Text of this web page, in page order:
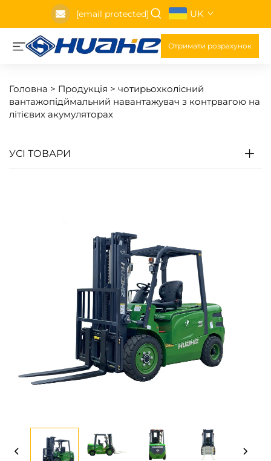
[email protected] UK
Отримати розрахунок
Головна > Продукція > чотирьохколісний
вантажопідймальний навантажувач з контрвагою на
літієвих акумуляторах
УСІ ТОВАРИ